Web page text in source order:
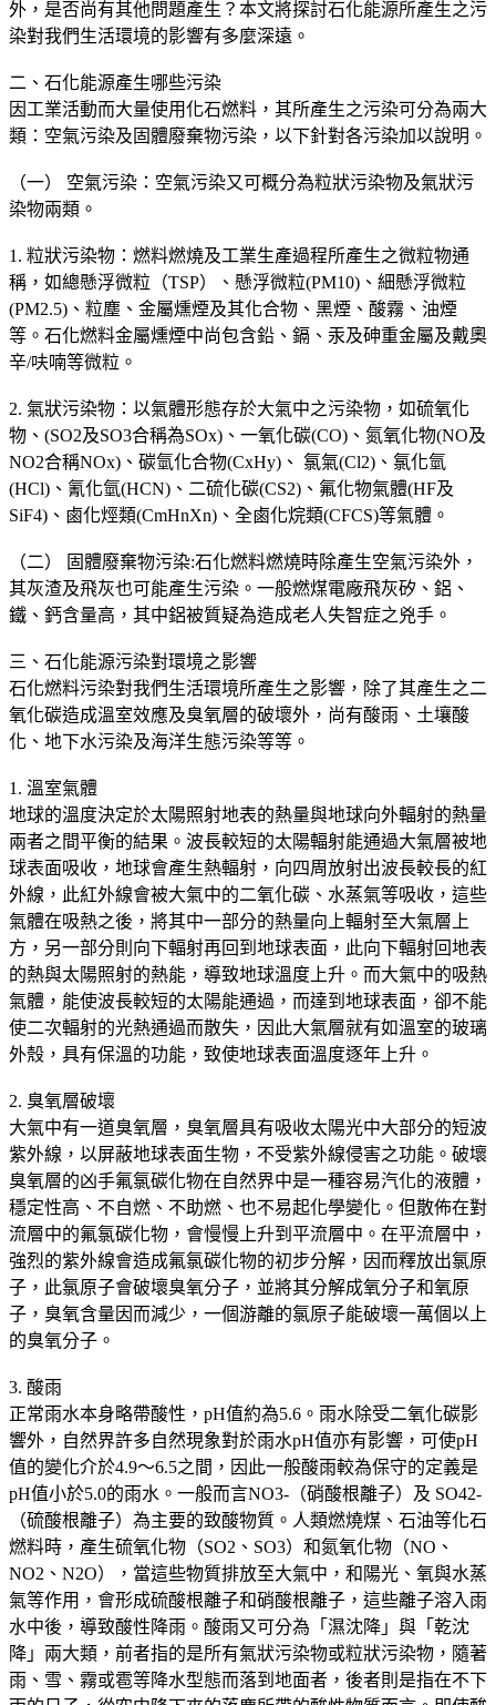
外，是否尚有其他問題產生？本文將探討石化能源所產生之污
染對我們生活環境的影響有多麼深遠。
二、石化能源產生哪些污染
因工業活動而大量使用化石燃料，其所產生之污染可分為兩大
類：空氣污染及固體廢棄物污染，以下針對各污染加以說明。
（一） 空氣污染：空氣污染又可概分為粒狀污染物及氣狀污
染物兩類。
1. 粒狀污染物：燃料燃燒及工業生產過程所產生之微粒物通
稱，如總懸浮微粒（TSP）、懸浮微粒(PM10)、細懸浮微粒
(PM2.5)、粒塵、金屬燻煙及其化合物、黑煙、酸霧、油煙
等。石化燃料金屬燻煙中尚包含鉛、鎘、汞及砷重金屬及戴奧
辛/呋喃等微粒。
2. 氣狀污染物：以氣體形態存於大氣中之污染物，如硫氧化
物、(SO2及SO3合稱為SOx)、一氧化碳(CO)、氮氧化物(NO及
NO2合稱NOx)、碳氫化合物(CxHy)、 氯氣(Cl2)、氯化氫
(HCl)、氰化氫(HCN)、二硫化碳(CS2)、氟化物氣體(HF及
SiF4)、鹵化烴類(CmHnXn)、全鹵化烷類(CFCS)等氣體。
（二） 固體廢棄物污染:石化燃料燃燒時除產生空氣污染外，
其灰渣及飛灰也可能產生污染。一般燃煤電廠飛灰矽、鋁、
鐵、鈣含量高，其中鋁被質疑為造成老人失智症之兇手。
三、石化能源污染對環境之影響
石化燃料污染對我們生活環境所產生之影響，除了其產生之二
氧化碳造成溫室效應及臭氧層的破壞外，尚有酸雨、土壤酸
化、地下水污染及海洋生態污染等等。
1. 溫室氣體
地球的溫度決定於太陽照射地表的熱量與地球向外輻射的熱量
兩者之間平衡的結果。波長較短的太陽輻射能通過大氣層被地
球表面吸收，地球會產生熱輻射，向四周放射出波長較長的紅
外線，此紅外線會被大氣中的二氧化碳、水蒸氣等吸收，這些
氣體在吸熱之後，將其中一部分的熱量向上輻射至大氣層上
方，另一部分則向下輻射再回到地球表面，此向下輻射回地表
的熱與太陽照射的熱能，導致地球溫度上升。而大氣中的吸熱
氣體，能使波長較短的太陽能通過，而達到地球表面，卻不能
使二次輻射的光熱通過而散失，因此大氣層就有如溫室的玻璃
外殼，具有保溫的功能，致使地球表面溫度逐年上升。
2. 臭氧層破壞
大氣中有一道臭氧層，臭氧層具有吸收太陽光中大部分的短波
紫外線，以屏蔽地球表面生物，不受紫外線侵害之功能。破壞
臭氧層的凶手氟氯碳化物在自然界中是一種容易汽化的液體，
穩定性高、不自燃、不助燃、也不易起化學變化。但散佈在對
流層中的氟氯碳化物，會慢慢上升到平流層中。在平流層中，
強烈的紫外線會造成氟氯碳化物的初步分解，因而釋放出氯原
子，此氯原子會破壞臭氧分子，並將其分解成氧分子和氧原
子，臭氧含量因而減少，一個游離的氯原子能破壞一萬個以上
的臭氧分子。
3. 酸雨
正常雨水本身略帶酸性，pH值約為5.6。雨水除受二氧化碳影
響外，自然界許多自然現象對於雨水pH值亦有影響，可使pH
值的變化介於4.9～6.5之間，因此一般酸雨較為保守的定義是
pH值小於5.0的雨水。一般而言NO3-（硝酸根離子）及 SO42-
（硫酸根離子）為主要的致酸物質。人類燃燒煤、石油等化石
燃料時，產生硫氧化物（SO2、SO3）和氮氧化物（NO、
NO2、N2O），當這些物質排放至大氣中，和陽光、氧與水蒸
氣等作用，會形成硫酸根離子和硝酸根離子，這些離子溶入雨
水中後，導致酸性降雨。酸雨又可分為「濕沈降」與「乾沈
降」兩大類，前者指的是所有氣狀污染物或粒狀污染物，隨著
雨、雪、霧或雹等降水型態而落到地面者，後者則是指在不下